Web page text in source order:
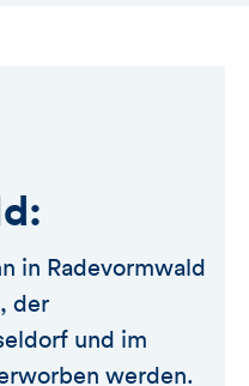
in Radevormwald
der
und im
werden.